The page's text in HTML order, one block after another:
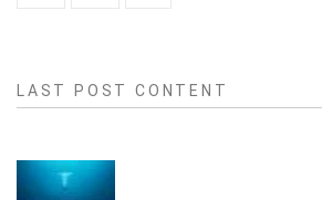
LAST POST CONTENT